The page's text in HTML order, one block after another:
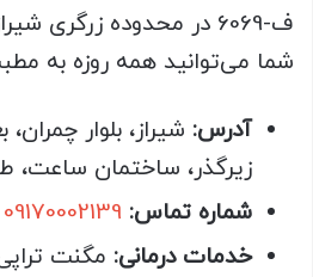
ف-6069 در محدوده زرگری
شما می‌توانید همه روزه به
آدرس:
زیرگذر، ساختمان ساعت،
شماره تماس: 09170002139
خدمات درمانی: مگنت